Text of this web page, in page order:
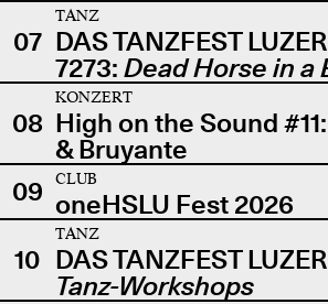
07
TANZ
DAS TANZFEST
7273: Dead Horse in a
08
KONZERT
High on the Sound
& Bruyante
09
CLUB
oneHSLU Fest 2026
10
TANZ
DAS TANZFEST
Tanz-Workshops